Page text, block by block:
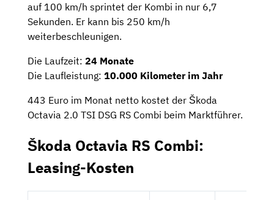
auf 100 km/h sprintet der Kombi in nur 6,7
Sekunden. Er kann bis 250 km/h
weiterbeschleunigen.
Die Laufzeit: 24 Monate
Die Laufleistung: 10.000 Kilometer im Jahr
443 Euro im Monat netto kostet der Škoda
Octavia 2.0 TSI DSG RS Combi beim Marktführer.
Škoda Octavia RS Combi:
Leasing-Kosten